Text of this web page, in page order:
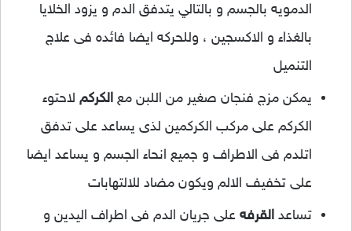
الدمويه بالجسم و بالتالي يتدفق الدم و يزود الخلايا
بالغذاء و الاكسجين ، وللحركه ايضا فائده فى علاج
التنميل
يمكن مزج فنجان صغير من اللبن مع الكركم لاحتوء
الكركم على مركب الكركمين لذى يساعد على تدفق
اتلدم فى الاطراف و جميع انحاء الجسم و يساعد ايضا
على تخفيف الالم ويكون مضاد للالتهابات
تساعد القرفه على جريان الدم فى اطراف اليدين و